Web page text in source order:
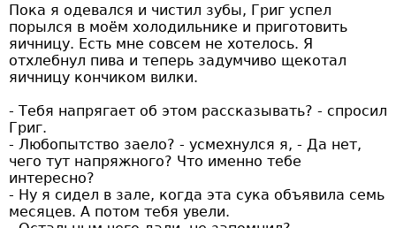
Пока я одевался и чистил зубы, Григ успел
порылся в моём холодильнике и приготовить
яичницу. Есть мне совсем не хотелось. Я
отхлебнул пива и теперь задумчиво щекотал
яичницу кончиком вилки.
- Тебя напрягает об этом рассказывать? - спросил
Григ.
- Любопытство заело? - усмехнулся я, - Да нет,
чего тут напряжного? Что именно тебе
интересно?
- Ну я сидел в зале, когда эта сука объявила семь
месяцев. А потом тебя увели.